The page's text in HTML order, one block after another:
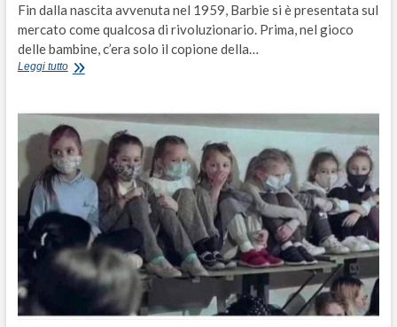
Fin dalla nascita avvenuta nel 1959, Barbie si è presentata sul
mercato come qualcosa di rivoluzionario. Prima, nel gioco
delle bambine, c’era solo il copione della…
Leggi tuttoBarbie
inclusiva:
in
arrivo
la
prima
bambola
con
l’apparecchio
acustico